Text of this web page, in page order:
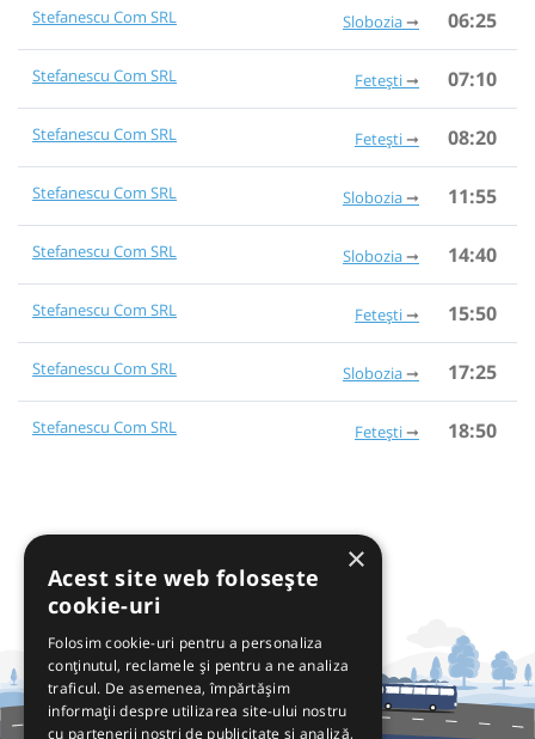
Stefanescu Com SRL Slobozia 06:25
Stefanescu Com SRL Fetești 07:10
Stefanescu Com SRL Fetești 08:20
Stefanescu Com SRL Slobozia 11:55
Stefanescu Com SRL Slobozia 14:40
Stefanescu Com SRL Fetești 15:50
Stefanescu Com SRL Slobozia 17:25
Stefanescu Com SRL Fetești 18:50
×
Acest site web folosește
cookie-uri
Folosim cookie-uri pentru a personaliza
conținutul, reclamele și pentru a ne analiza
traficul. De asemenea, împărtășim
informații despre utilizarea site-ului nostru
cu partenerii noștri de publicitate și analiză,